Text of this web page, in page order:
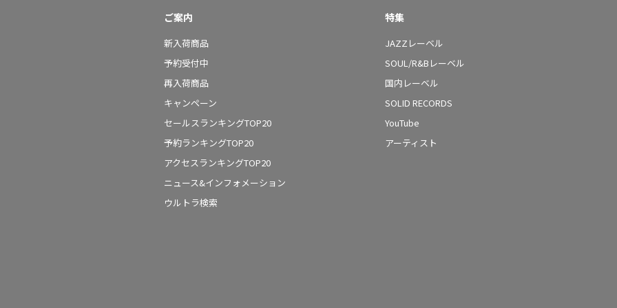
ご案内
新入荷商品
予約受付中
再入荷商品
キャンペーン
セールスランキングTOP20
予約ランキングTOP20
アクセスランキングTOP20
ニュース&インフォメーション
ウルトラ検索
特集
JAZZレーベル
SOUL/R&Bレーベル
国内レーベル
SOLID RECORDS
YouTube
アーティスト